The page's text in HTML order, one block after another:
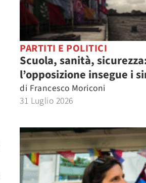
PARTITI E POLITICI
Scuola, sanità,
l’opposizione insegue i
di Francesco Moriconi
31 Luglio 2026